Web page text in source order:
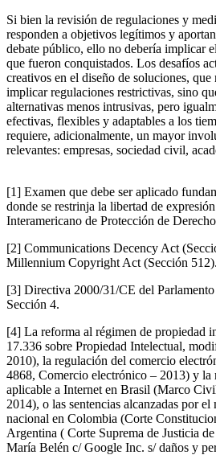
Si bien la revisión de regulaciones y
responden a objetivos legítimos y
debate público, ello no debería implicar
que fueron conquistados. Los desafíos
creativos en el diseño de soluciones, que
implicar regulaciones restrictivas, sino
alternativas menos intrusivas, pero
efectivas, flexibles y adaptables a los
requiere, adicionalmente, un mayor
relevantes: empresas, sociedad civil,
[1] Examen que debe ser aplicado
donde se restrinja la libertad de
Interamericano de Protección de
[2] Communications Decency Act
Millennium Copyright Act (Sección 512).
[3] Directiva 2000/31/CE del
Sección 4.
[4] La reforma al régimen de propiedad
17.336 sobre Propiedad Intelectual,
2010), la regulación del comercio
4868, Comercio electrónico – 2013) y la
aplicable a Internet en Brasil (Marco
2014), o las sentencias alcanzadas por
nacional en Colombia (Corte
Argentina ( Corte Suprema de Justicia
María Belén c/ Google Inc. s/ daños y